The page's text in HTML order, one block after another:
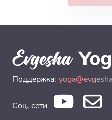
Поддержка:
Соц. сети